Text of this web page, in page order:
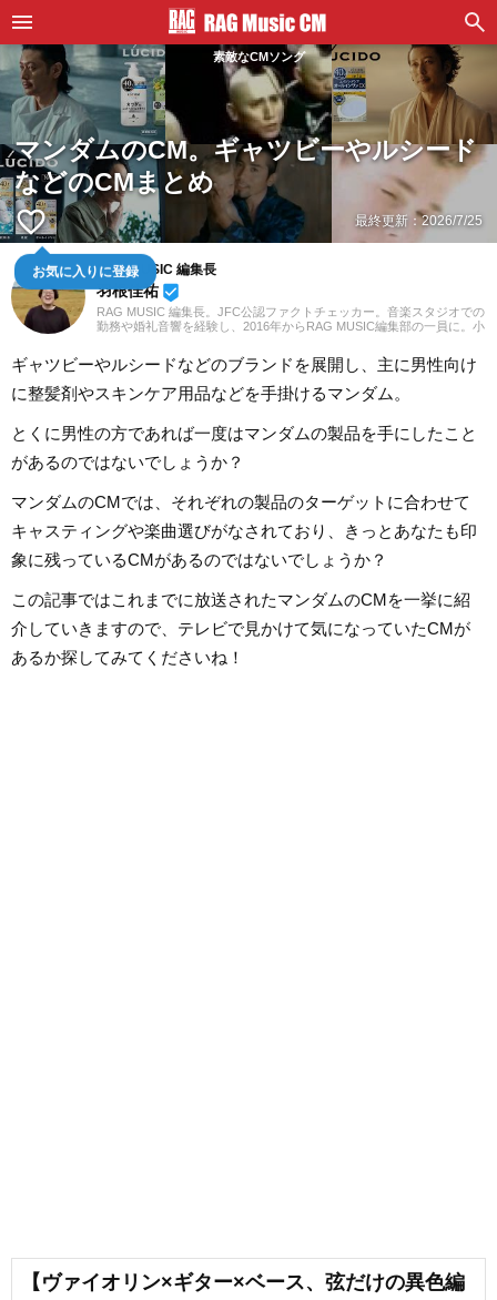
素敵なCMソング
マンダムのCM。ギャツビーやルシード
などのCMまとめ
favorite_border
お気に入りに登録
最終更新：2026/7/25
RAG MUSIC 編集長
羽根佳祐 beenhere
RAG MUSIC 編集長。JFC公認ファクトチェッカー。音楽スタジオでの
勤務や婚礼音響を経験し、2016年からRAG MUSIC編集部の一員に。小
バンドでドラムと、さまざまな楽器を経験。各種楽曲紹介記事をはじ
め、各地の音楽フェスの紹介記事やライブレポートなど、自身の音楽
活動やこれまでの業務で培った経験を元に日々記事を制作していま
す。音楽は国内外のロックはもちろん、最近ではJ-POPも広く好んで
ギャツビーやルシードなどのブランドを展開し、主に男性向け
に整髪剤やスキンケア用品などを手掛けるマンダム。
とくに男性の方であれば一度はマンダムの製品を手にしたこと
があるのではないでしょうか？
マンダムのCMでは、それぞれの製品のターゲットに合わせて
キャスティングや楽曲選びがなされており、きっとあなたも印
象に残っているCMがあるのではないでしょうか？
この記事ではこれまでに放送されたマンダムのCMを一挙に紹
介していきますので、テレビで見かけて気になっていたCMが
あるか探してみてくださいね！
【ヴァイオリン×ギター×ベース、弦だけの異色編